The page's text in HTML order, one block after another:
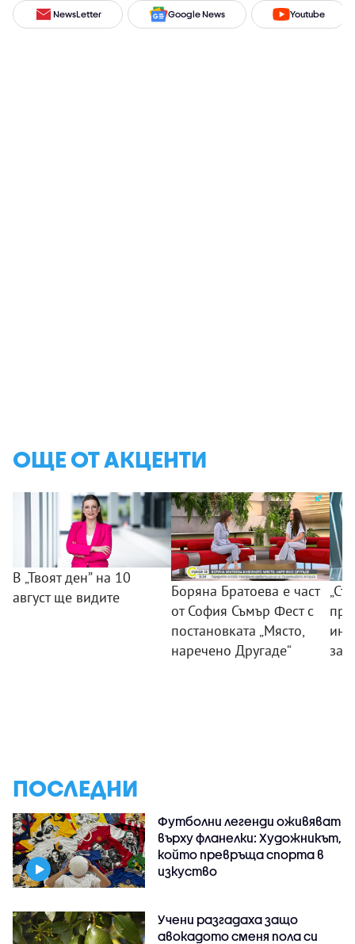
NewsLetter Google News Youtube
ОЩЕ ОТ АКЦЕНТИ
В „Твоят ден” на 10
август ще видите
Боряна Братоева е част
от София Съмър Фест с
постановката „Място,
наречено Другаде“
ПОСЛЕДНИ
Футболни легенди оживяват
върху фланелки: Художникът,
който превръща спорта в
изкуство
Учени разгадаха защо
авокадото сменя пола си